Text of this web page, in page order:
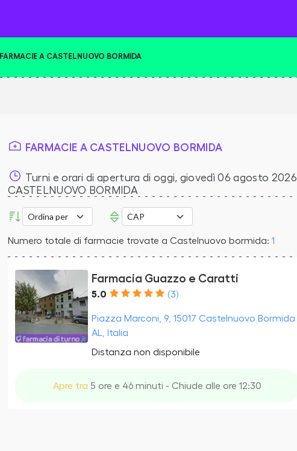
FARMACIE A CASTELNUOVO BORMIDA
FARMACIE A CASTELNUOVO BORMIDA
Turni e orari di apertura di oggi, giovedì 06 agosto 2026
CASTELNUOVO BORMIDA
Numero totale di farmacie trovate a Castelnuovo bormida: 1
Farmacia Guazzo e Caratti
5.0 (3)
Piazza Marconi, 9, 15017 Castelnuovo Bormida
AL, Italia
Distanza non disponibile
Apre tra 5 ore e 46 minuti - Chiude alle ore 12:30